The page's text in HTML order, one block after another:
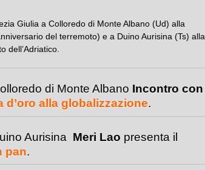
Giulia a Colloredo di Monte Albano (Ud) alla
del terremoto) e a Duino Aurisina (Ts) alla
dell’Adriatico.
di Monte Albano Incontro con
d’oro alla globalizzazione.
Aurisina Meri Lao presenta il
pan.